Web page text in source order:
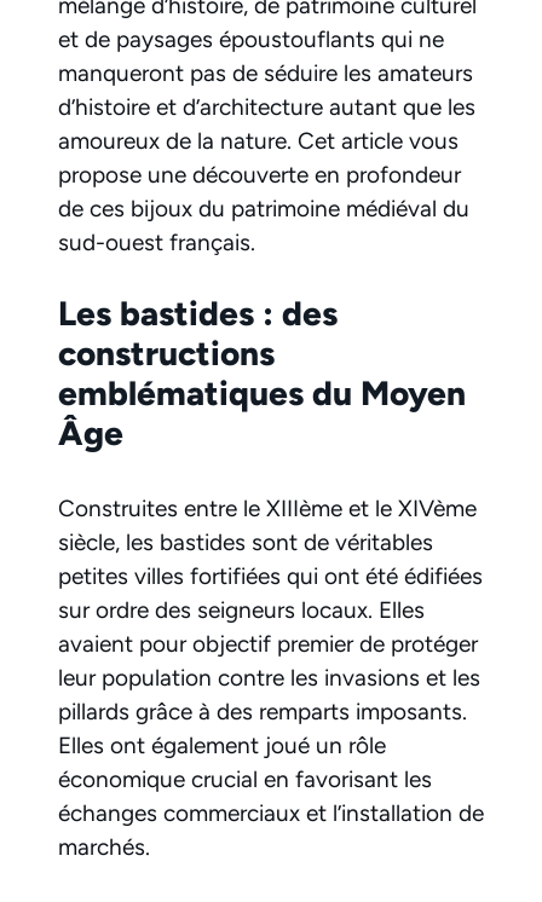
et de paysages époustouflants qui ne
manqueront pas de séduire les amateurs
d’histoire et d’architecture autant que les
amoureux de la nature. Cet article vous
propose une découverte en profondeur
de ces bijoux du patrimoine médiéval du
sud-ouest français.
Les bastides : des
constructions
emblématiques du Moyen
Âge
Construites entre le XIIIème et le XIVème
siècle, les bastides sont de véritables
petites villes fortifiées qui ont été édifiées
sur ordre des seigneurs locaux. Elles
avaient pour objectif premier de protéger
leur population contre les invasions et les
pillards grâce à des remparts imposants.
Elles ont également joué un rôle
économique crucial en favorisant les
échanges commerciaux et l’installation de
marchés.